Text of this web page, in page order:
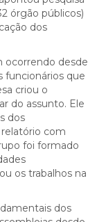
órgão públicos)
dos
ocorrendo desde
funcionários que
criou o
do assunto. Ele
dos
com
foi formado
os trabalhos na
dos